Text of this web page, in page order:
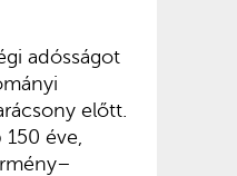
adósságot
előtt.
éve,